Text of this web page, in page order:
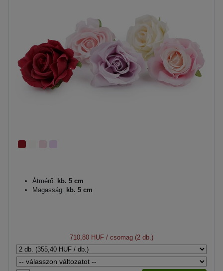
Átmérő: kb. 5 cm
Magasság: kb. 5 cm
710,80 HUF / csomag (2 db.)